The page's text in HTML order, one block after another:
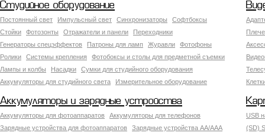
Студийное оборудование
Постоянный свет Импульсный свет Синхронизаторы
Софтбоксы
Стойки
Фотозонты Отражатели и панели
Переходники
Генераторы спецэффектов
Патроны для ламп Журавли
Фотофоны
Ролики
Системы крепления
Фотобоксы и столы для предметной съемки
Лампы и колбы
Насадки
Сумки для студийного оборудования
Аккумуляторы для студийного света
Измерительное оборудование
Аккумуляторы и зарядные устройства
Аккумуляторы для фотоаппаратов
Аккумуляторы для телефонов
Зарядные устройства для фотоаппаратов
Зарядные устройства AA/AAA
USB
(SD)